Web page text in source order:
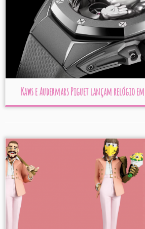
Kaws e Audermars Piguet lançam relógio